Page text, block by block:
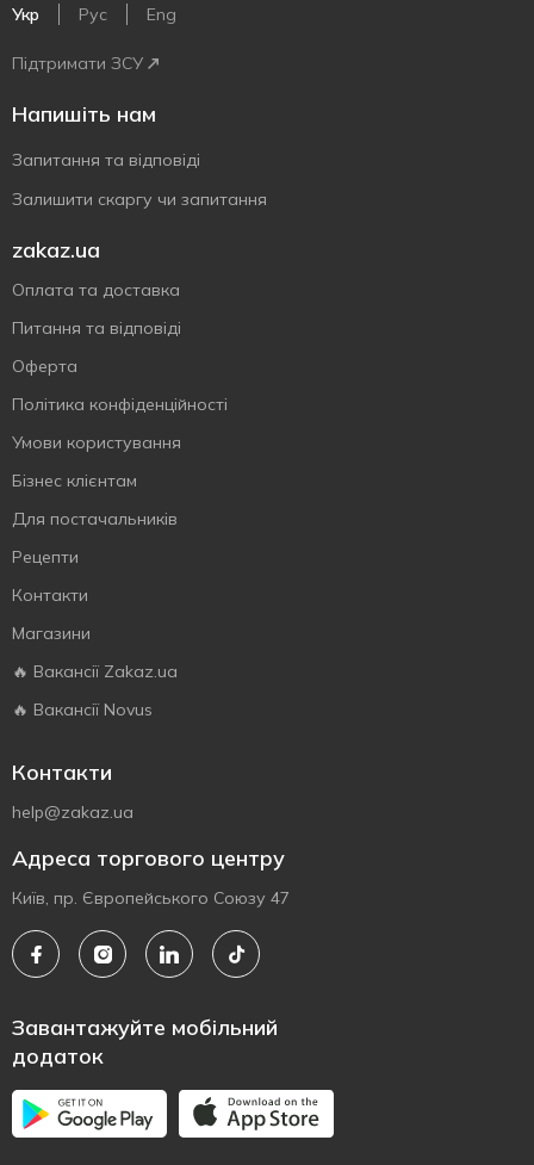
Укр Рус Eng
Підтримати ЗСУ
Напишіть нам
Запитання та відповіді
Залишити скаргу чи запитання
zakaz.ua
Оплата та доставка
Питання та відповіді
Оферта
Політика конфіденційності
Умови користування
Бізнес клієнтам
Для постачальників
Рецепти
Контакти
Магазини
🔥 Вакансії Zakaz.ua
🔥 Вакансії Novus
Контакти
help@zakaz.ua
Адреса торгового центру
Київ, пр. Європейського Союзу 47
Завантажуйте мобільний
додаток